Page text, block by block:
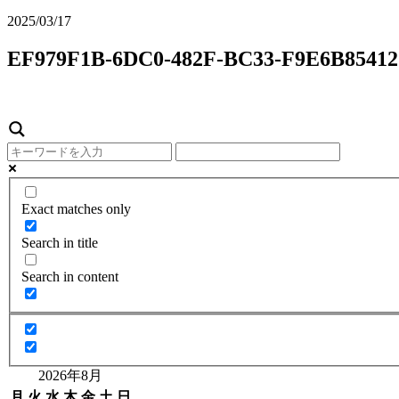
2025/03/17
EF979F1B-6DC0-482F-BC33-
Exact matches only
Search in title
Search in content
2026年8月